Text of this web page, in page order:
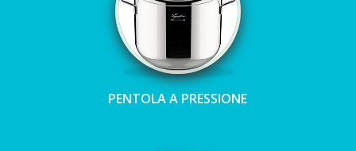
PENTOLA A PRESSIONE